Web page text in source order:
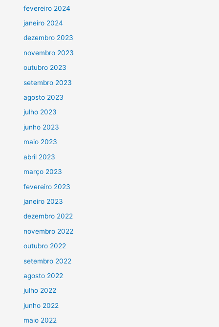
fevereiro 2024
janeiro 2024
dezembro 2023
novembro 2023
outubro 2023
setembro 2023
agosto 2023
julho 2023
junho 2023
maio 2023
abril 2023
março 2023
fevereiro 2023
janeiro 2023
dezembro 2022
novembro 2022
outubro 2022
setembro 2022
agosto 2022
julho 2022
junho 2022
maio 2022